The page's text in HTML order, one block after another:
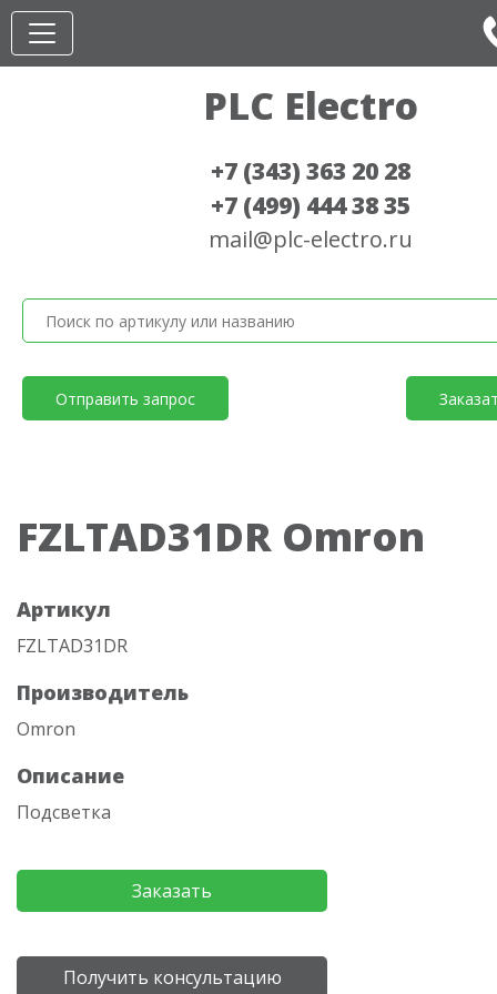
PLC Electro
+7 (343) 363 20 28
+7 (499) 444 38 35
mail@plc-electro.ru
Отправить запрос
FZLTAD31DR Omron
Артикул
FZLTAD31DR
Производитель
Omron
Описание
Подсветка
Заказать
Получить консультацию